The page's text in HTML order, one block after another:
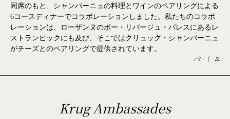
同席のもと、シャンパーニュの料理とワインのペアリングによる
6コースディナーでコラボレーションしました。私たちのコラボ
レーションは、ローザンヌのボー・リバージュ・パレスにあるレ
ストランピックにも及び、そこではクリュッグ・シャンパーニュ
がチーズとのペアリングで提供されています。
パート 2
Krug Ambassades